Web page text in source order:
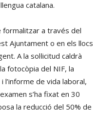
catalana.
formalitzar a través del
Ajuntament o en els llocs
. A la sol·licitud caldrà
fotocòpia del NIF, la
l’informe de vida laboral,
s’ha fixat en 30
la reducció del 50% de